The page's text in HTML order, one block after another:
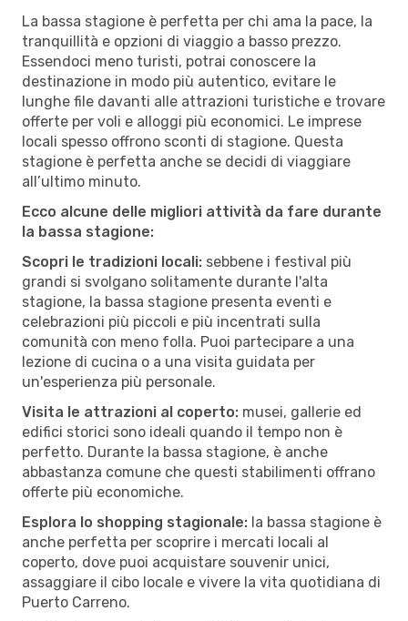
La bassa stagione è perfetta per chi ama la pace, la
tranquillità e opzioni di viaggio a basso prezzo.
Essendoci meno turisti, potrai conoscere la
destinazione in modo più autentico, evitare le
lunghe file davanti alle attrazioni turistiche e trovare
offerte per voli e alloggi più economici. Le imprese
locali spesso offrono sconti di stagione. Questa
stagione è perfetta anche se decidi di viaggiare
all’ultimo minuto.
Ecco alcune delle migliori attività da fare durante
la bassa stagione:
Scopri le tradizioni locali: sebbene i festival più
grandi si svolgano solitamente durante l'alta
stagione, la bassa stagione presenta eventi e
celebrazioni più piccoli e più incentrati sulla
comunità con meno folla. Puoi partecipare a una
lezione di cucina o a una visita guidata per
un'esperienza più personale.
Visita le attrazioni al coperto: musei, gallerie ed
edifici storici sono ideali quando il tempo non è
perfetto. Durante la bassa stagione, è anche
abbastanza comune che questi stabilimenti offrano
offerte più economiche.
Esplora lo shopping stagionale: la bassa stagione è
anche perfetta per scoprire i mercati locali al
coperto, dove puoi acquistare souvenir unici,
assaggiare il cibo locale e vivere la vita quotidiana di
Puerto Carreno.